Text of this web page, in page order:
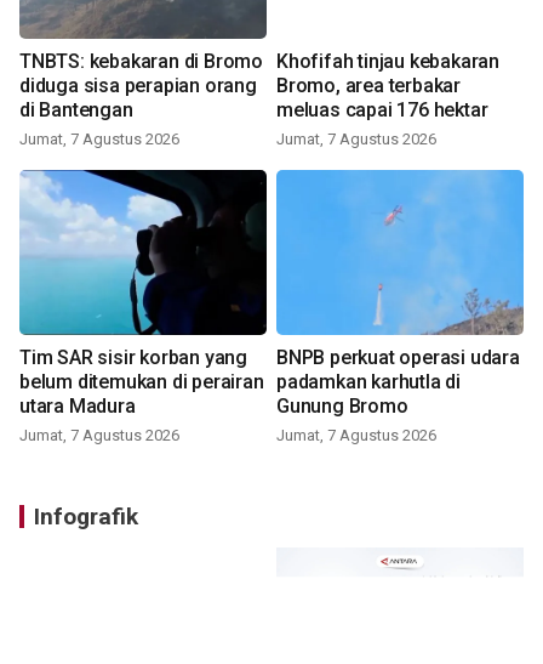
TNBTS: kebakaran di Bromo
diduga sisa perapian orang
di Bantengan
Jumat, 7 Agustus 2026
Khofifah tinjau kebakaran
Bromo, area terbakar
meluas capai 176 hektar
Jumat, 7 Agustus 2026
Tim SAR sisir korban yang
belum ditemukan di perairan
utara Madura
Jumat, 7 Agustus 2026
BNPB perkuat operasi udara
padamkan karhutla di
Gunung Bromo
Jumat, 7 Agustus 2026
Infografik